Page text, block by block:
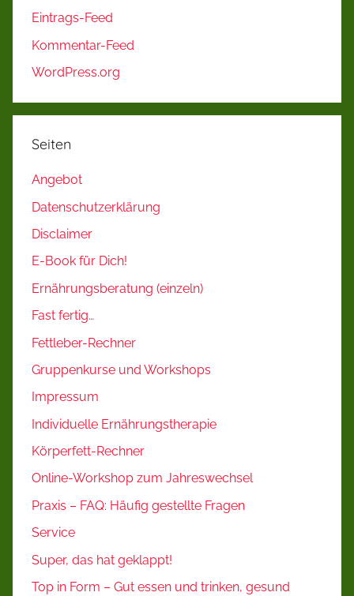
Eintrags-Feed
Kommentar-Feed
WordPress.org
Seiten
Angebot
Datenschutzerklärung
Disclaimer
E-Book für Dich!
Ernährungsberatung (einzeln)
Fast fertig…
Fettleber-Rechner
Gruppenkurse und Workshops
Impressum
Individuelle Ernährungstherapie
Körperfett-Rechner
Online-Workshop zum Jahreswechsel
Praxis – FAQ: Häufig gestellte Fragen
Service
Super, das hat geklappt!
Top in Form – Gut essen und trinken, gesund